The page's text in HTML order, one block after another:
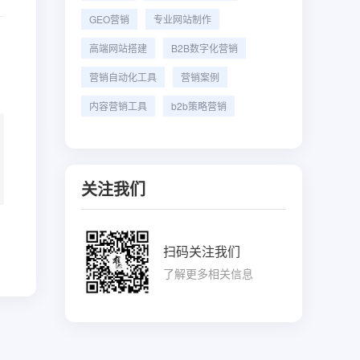
GEO营销 专业网站制作
高端网站搭建 B2B数字化营销
营销自动化工具 营销案例
内容营销工具 b2b策略营销
关注我们
扫码关注我们
了解更多相关信息